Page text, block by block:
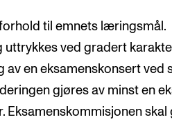
til emnets læringsmål.
uttrykkes ved gradert
av en eksamenskonsert ved
gjøres av minst en
Eksamenskommisjonen skal